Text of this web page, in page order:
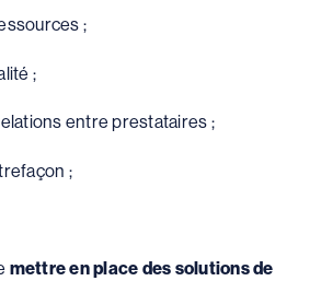
;
;
entre prestataires ;
;
mettre en place des solutions de